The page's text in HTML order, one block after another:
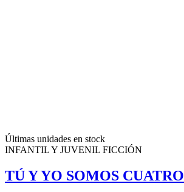
Últimas unidades en stock
INFANTIL Y JUVENIL FICCIÓN
TÚ Y YO SOMOS CUATRO